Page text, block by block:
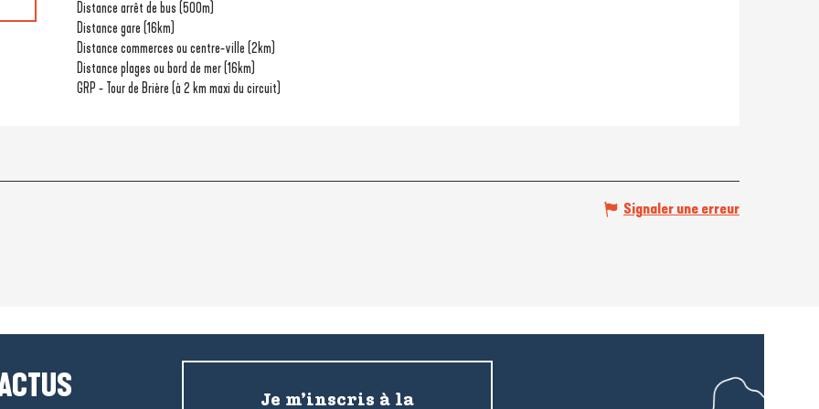
Distance arrêt de bus (500m)
Distance gare (16km)
Distance commerces ou centre-ville (2km)
Distance plages ou bord de mer (16km)
GRP - Tour de Brière (à 2 km maxi du circuit)
Signaler une erreur
Je m’inscris à la